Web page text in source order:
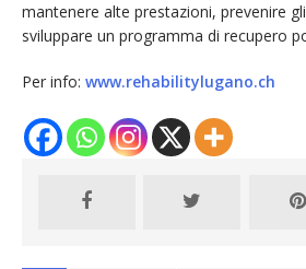
mantenere alte prestazioni, prevenire
sviluppare un programma di recupero
Per info: www.rehabilitylugano.ch